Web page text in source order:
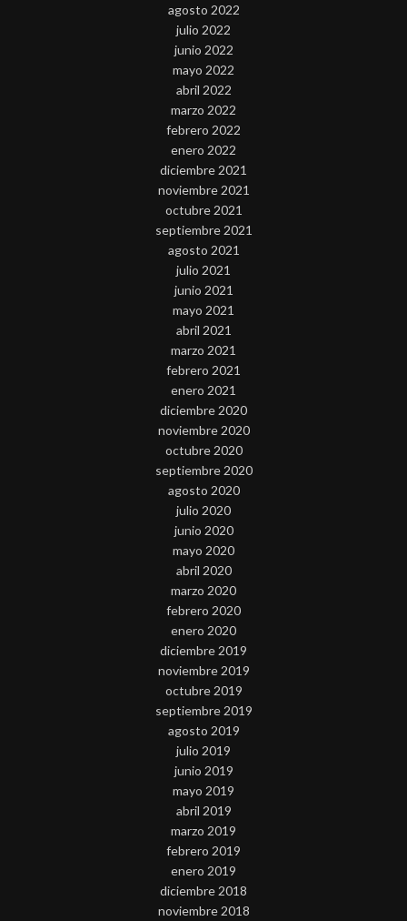
agosto 2022
julio 2022
junio 2022
mayo 2022
abril 2022
marzo 2022
febrero 2022
enero 2022
diciembre 2021
noviembre 2021
octubre 2021
septiembre 2021
agosto 2021
julio 2021
junio 2021
mayo 2021
abril 2021
marzo 2021
febrero 2021
enero 2021
diciembre 2020
noviembre 2020
octubre 2020
septiembre 2020
agosto 2020
julio 2020
junio 2020
mayo 2020
abril 2020
marzo 2020
febrero 2020
enero 2020
diciembre 2019
noviembre 2019
octubre 2019
septiembre 2019
agosto 2019
julio 2019
junio 2019
mayo 2019
abril 2019
marzo 2019
febrero 2019
enero 2019
diciembre 2018
noviembre 2018